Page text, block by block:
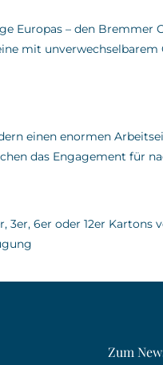
Europas – den Bremmer
mit unverwechselbarem
einen enormen
das Engagement für
3er, 6er oder 12er Kartons
Zum